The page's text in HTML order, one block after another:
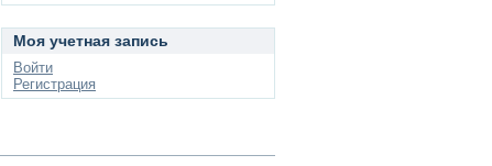
Моя учетная запись
Войти
Регистрация